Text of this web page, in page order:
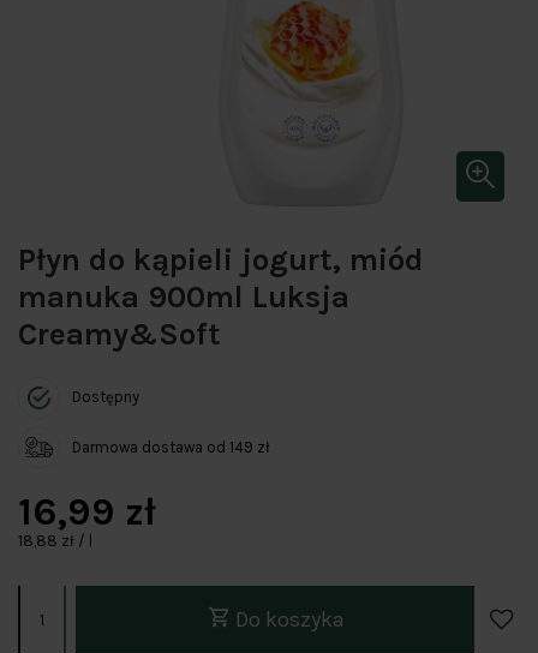
Płyn do kąpieli jogurt, miód
manuka 900ml Luksja
Creamy&Soft
Dostępny
Darmowa dostawa od 149 zł
16,99 zł
18,88 zł / l
Do koszyka